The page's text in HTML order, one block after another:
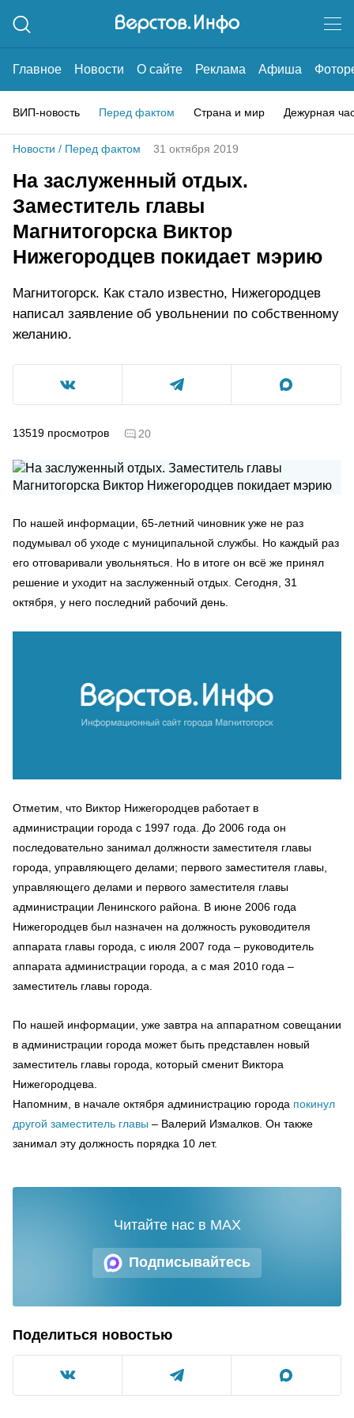
Главное Новости О сайте Реклама Афиша
ВИП-новость Перед фактом Страна и мир Дежурная
Новости / Перед фактом 31 октября 2019
На заслуженный отдых.
Заместитель главы
Магнитогорска Виктор
Нижегородцев покидает мэрию
Магнитогорск. Как стало известно, Нижегородцев
написал заявление об увольнении по собственному
желанию.
13519 просмотров 20
По нашей информации, 65-летний чиновник уже не раз
подумывал об уходе с муниципальной службы. Но каждый раз
его отговаривали увольняться. Но в итоге он всё же принял
решение и уходит на заслуженный отдых. Сегодня, 31
октября, у него последний рабочий день.
Отметим, что Виктор Нижегородцев работает в
администрации города с 1997 года. До 2006 года он
последовательно занимал должности заместителя главы
города, управляющего делами; первого заместителя главы,
управляющего делами и первого заместителя главы
администрации Ленинского района. В июне 2006 года
Нижегородцев был назначен на должность руководителя
аппарата главы города, с июля 2007 года – руководитель
аппарата администрации города, а с мая 2010 года –
заместитель главы города.
По нашей информации, уже завтра на аппаратном совещании
в администрации города может быть представлен новый
заместитель главы города, который сменит Виктора
Нижегородцева.
Напомним, в начале октября администрацию города покинул
другой заместитель главы – Валерий Измалков. Он также
занимал эту должность порядка 10 лет.
Подписывайтесь
Читайте нас в MAX
Поделиться новостью